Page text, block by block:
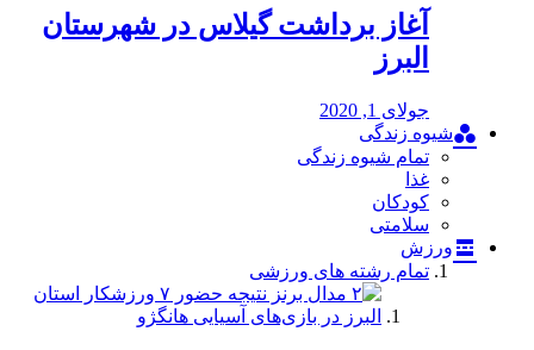
آغاز برداشت گیلاس در شهرستان
البرز
جولای 1, 2020
شیوه زندگی
تمام شیوه زندگی
غذا
کودکان
سلامتی
ورزش
تمام رشته های ورزشی